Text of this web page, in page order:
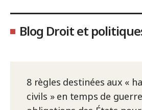
Blog Droit et
8 règles destinées aux «
civils » en temps de